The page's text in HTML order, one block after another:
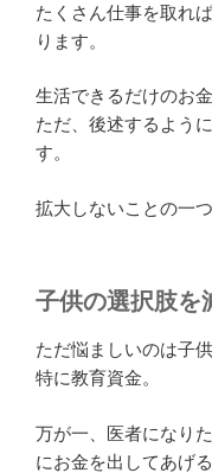
たくさん仕事を取れ
ります。
生活できるだけのお
ただ、後述するよう
す。
拡大しないことの一
子供の選択肢を
ただ悩ましいのは子
特に教育資金。
万が一、医者になり
にお金を出してあげ